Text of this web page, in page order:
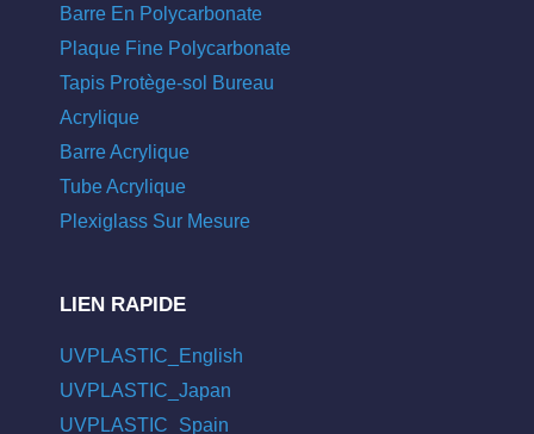
Barre En Polycarbonate
Plaque Fine Polycarbonate
Tapis Protège-sol Bureau
Acrylique
Barre Acrylique
Tube Acrylique
Plexiglass Sur Mesure
LIEN RAPIDE
UVPLASTIC_English
UVPLASTIC_Japan
UVPLASTIC_Spain